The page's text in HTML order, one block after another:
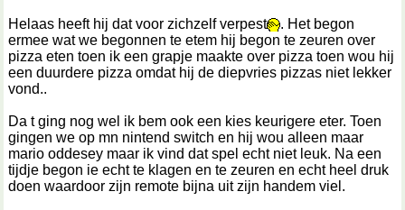
Helaas heeft hij dat voor zichzelf verpest
. Het begon
ermee wat we begonnen te etem hij begon te zeuren over
pizza eten toen ik een grapje maakte over pizza toen wou hij
een duurdere pizza omdat hij de diepvries pizzas niet lekker
vond..
Da t ging nog wel ik bem ook een kies keurigere eter. Toen
gingen we op mn nintend switch en hij wou alleen maar
mario oddesey maar ik vind dat spel echt niet leuk. Na een
tijdje begon ie echt te klagen en te zeuren en echt heel druk
doen waardoor zijn remote bijna uit zijn handem viel.